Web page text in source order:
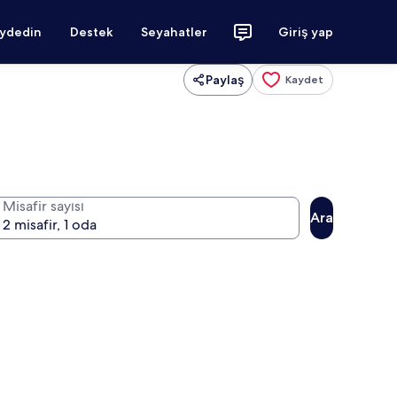
Destek Seyahatler Giriş yap
Paylaş Kaydet
Misafir sayısı
Ara